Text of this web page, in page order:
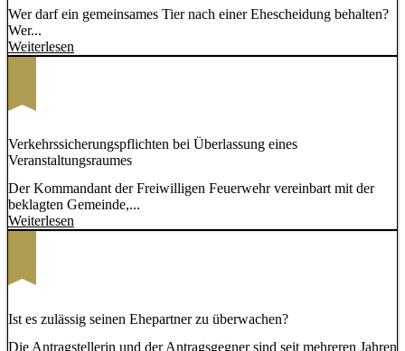
Wer darf ein gemeinsames Tier nach einer Ehescheidung behalten?
Wer...
Weiterlesen
Verkehrssicherungspflichten bei Überlassung eines
Veranstaltungsraumes
Der Kommandant der Freiwilligen Feuerwehr vereinbart mit der
beklagten Gemeinde,...
Weiterlesen
Ist es zulässig seinen Ehepartner zu überwachen?
Die Antragstellerin und der Antragsgegner sind seit mehreren Jahren